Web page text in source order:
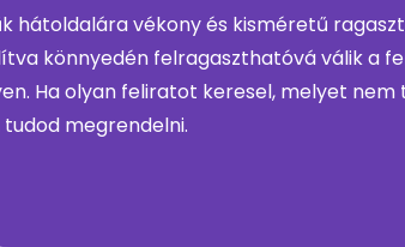
hátoldalára vékony és kisméretű
könnyedén felragaszthatóvá válik a
Ha olyan feliratot keresel, melyet
megrendelni.